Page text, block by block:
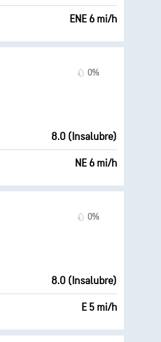
ENE 6 mi/h
0%
8.0 (Insalubre)
NE 6 mi/h
0%
8.0 (Insalubre)
E 5 mi/h